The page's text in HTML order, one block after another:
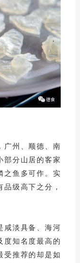
广州、顺德、南
部分山居的客家
之鱼多可作。 实
级高下之分，
咸淡具备、海河
度知名度最高的
受推荐的却是如